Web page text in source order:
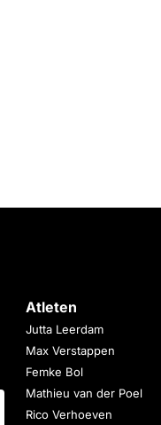
Atleten
Jutta Leerdam
Max Verstappen
Femke Bol
Mathieu van der Poel
Rico Verhoeven